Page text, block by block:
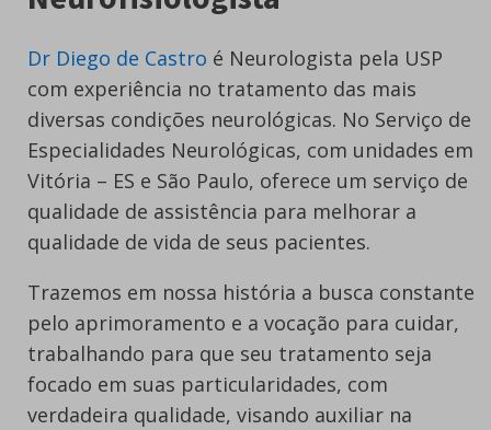
Dr Diego de Castro é Neurologista pela USP
com experiência no tratamento das mais
diversas condições neurológicas. No Serviço de
Especialidades Neurológicas, com unidades em
Vitória – ES e São Paulo, oferece um serviço de
qualidade de assistência para melhorar a
qualidade de vida de seus pacientes.
Trazemos em nossa história a busca constante
pelo aprimoramento e a vocação para cuidar,
trabalhando para que seu tratamento seja
focado em suas particularidades, com
verdadeira qualidade, visando auxiliar na